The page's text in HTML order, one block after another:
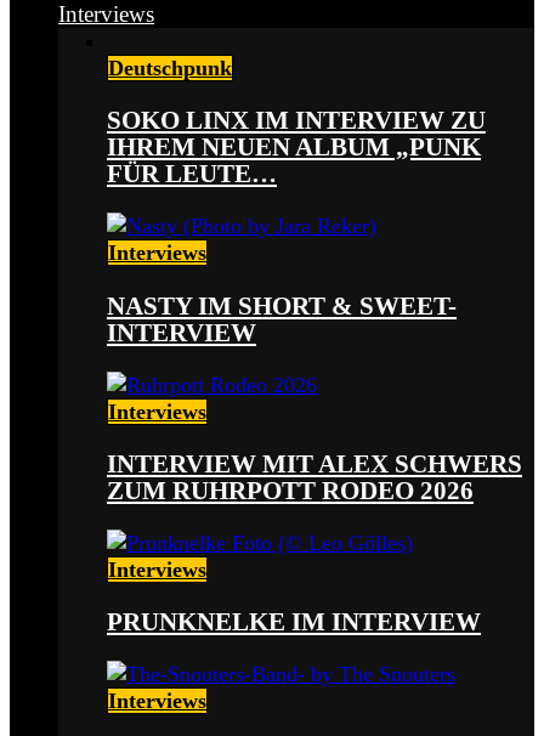
Interviews
Deutschpunk
SOKO LINX IM INTERVIEW ZU
IHREM NEUEN ALBUM „PUNK
FÜR LEUTE…
Interviews
NASTY IM SHORT & SWEET-
INTERVIEW
Interviews
INTERVIEW MIT ALEX SCHWERS
ZUM RUHRPOTT RODEO 2026
Interviews
PRUNKNELKE IM INTERVIEW
Interviews